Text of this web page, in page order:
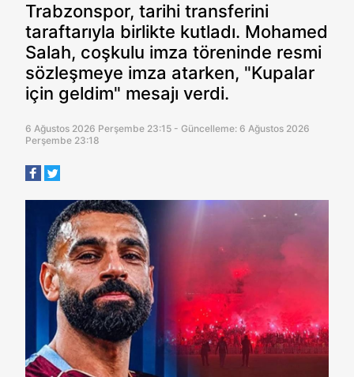
Trabzonspor, tarihi transferini
taraftarıyla birlikte kutladı. Mohamed
Salah, coşkulu imza töreninde resmi
sözleşmeye imza atarken, "Kupalar
için geldim" mesajı verdi.
6 Ağustos 2026 Perşembe 23:15 - Güncelleme: 6 Ağustos 2026
Perşembe 23:18